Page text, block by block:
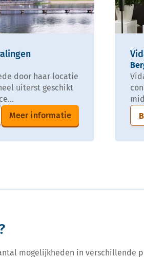
door haar locatie
uiterst geschikt
Meer informatie
mogelijkheden in verschillende